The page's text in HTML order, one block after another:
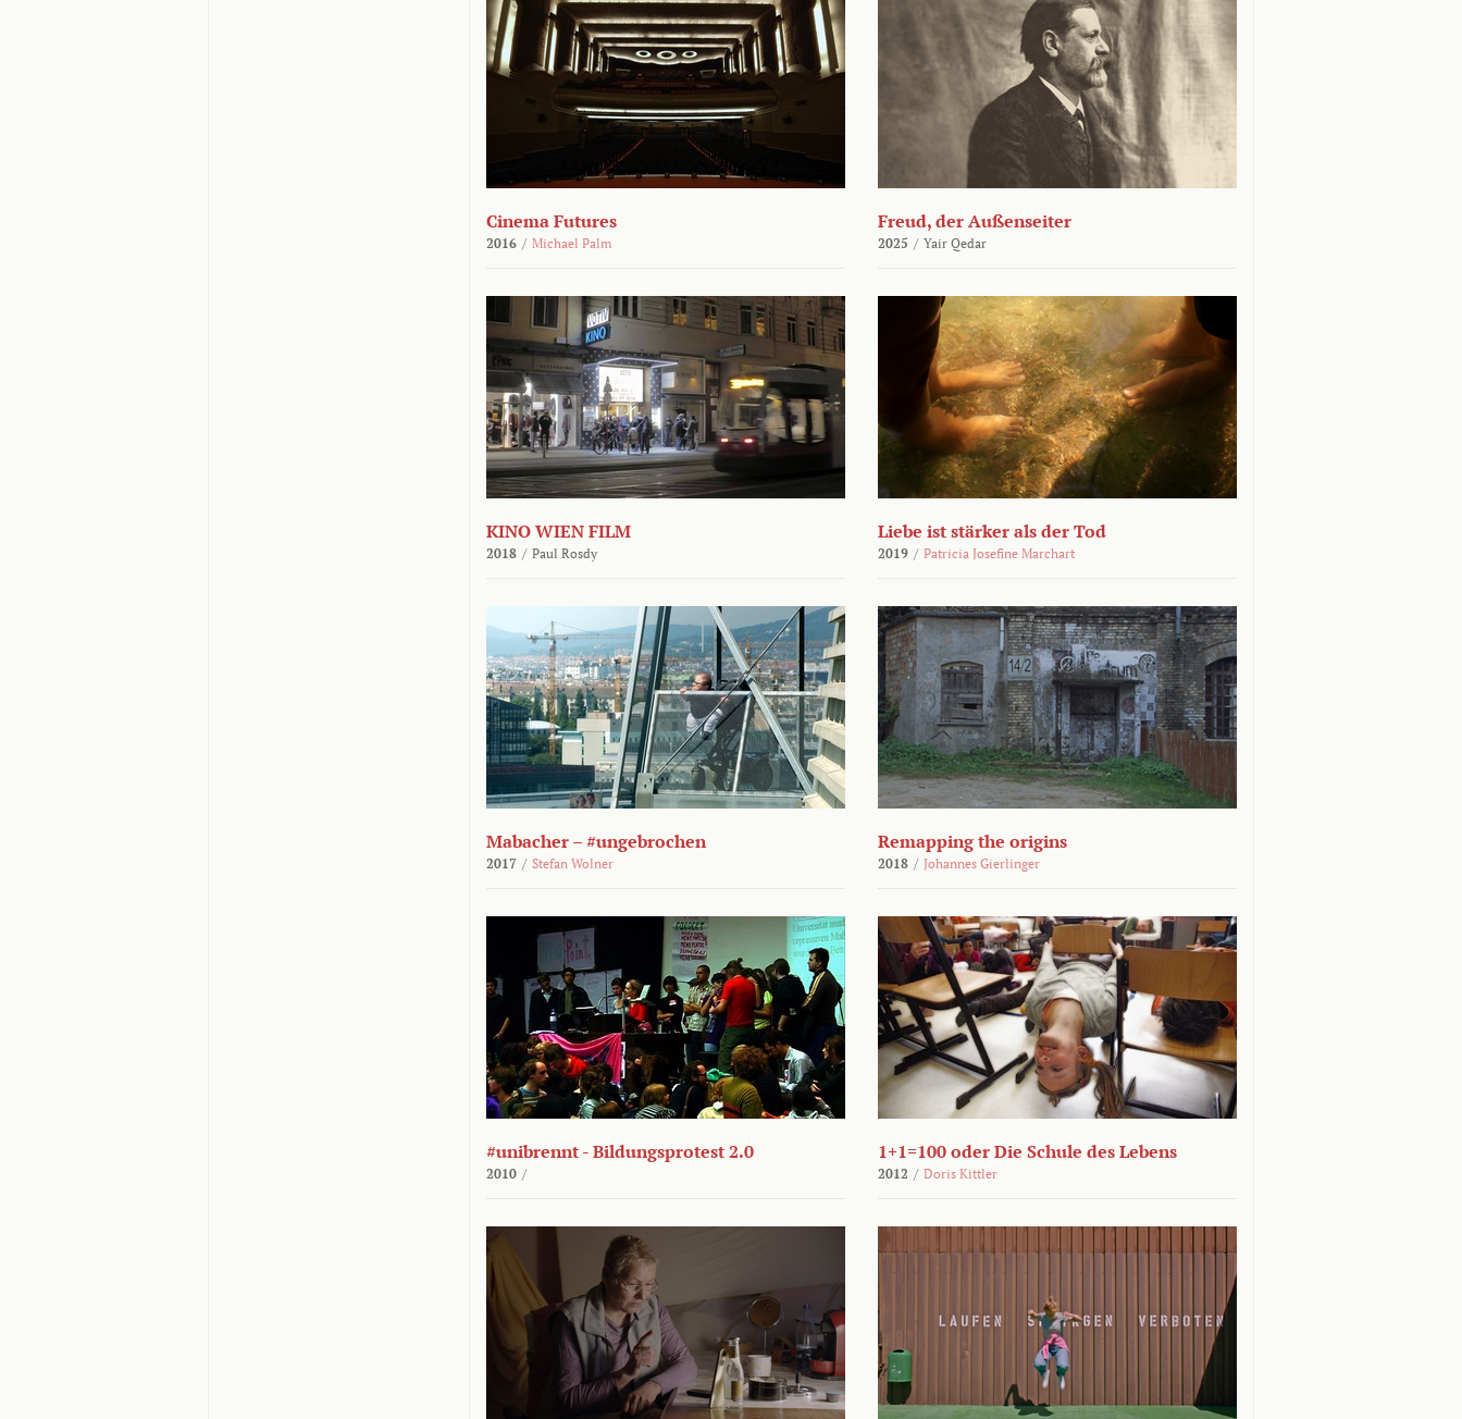
Cinema Futures
2016 / Michael Palm
Freud, der Außenseiter
2025 / Yair Qedar
KINO WIEN FILM
2018 / Paul Rosdy
Liebe ist stärker als der Tod
2019 / Patricia Josefine Marchart
Mabacher – #ungebrochen
2017 / Stefan Wolner
Remapping the origins
2018 / Johannes Gierlinger
#unibrennt - Bildungsprotest 2.0
2010 /
1+1=100 oder Die Schule des Lebens
2012 / Doris Kittler